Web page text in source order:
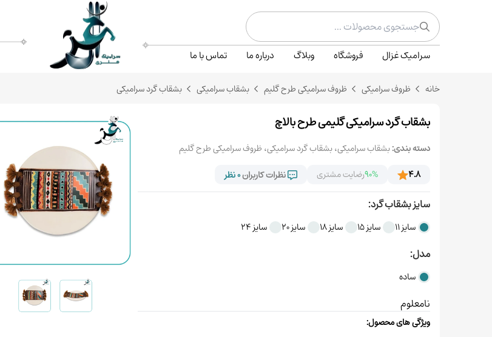
سرامیک غزال فروشگاه وبلاگ درباره ما تماس با ما
خانه ظروف سرامیکی ظروف سرامیکی طرح گلیم بشقاب سرامیکی بشقاب گرد سرامیکی
بشقاب گرد سرامیکی گلیمی طرح بالاچ
دسته بندی:بشقاب سرامیکی،بشقاب گرد سرامیکی،ظروف سرامیکی طرح گلیم
4.8
90%رضایت مشتری نظرات کاربران0 نظر
سایز بشقاب گرد:
سایز 11 سایز 15 سایز 18 سایز 20 سایز 24
مدل:
ساده
نامعلوم
ویژگی های محصول: